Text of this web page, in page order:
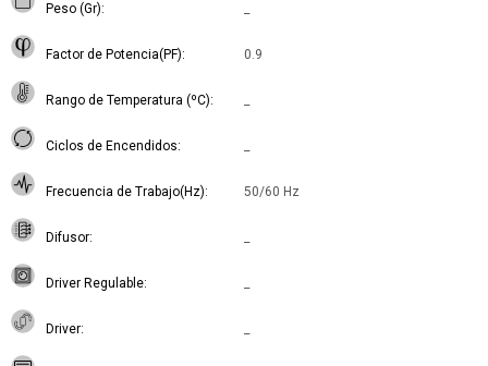
Peso (Gr)
Factor de Potencia(PF) 0.9
Rango de Temperatura (ºC)
Ciclos de Encendidos
Frecuencia de Trabajo(Hz) 50/60 Hz
Difusor
Driver Regulable
Driver